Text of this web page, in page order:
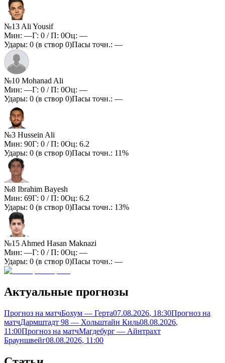
№13 Ali Yousif
Мин: —Г: 0 / П: 0Оц: —
Удары: 0 (в створ 0)Пасы точн.: —
№10 Mohanad Ali
Мин: —Г: 0 / П: 0Оц: —
Удары: 0 (в створ 0)Пасы точн.: —
№3 Hussein Ali
Мин: 90Г: 0 / П: 0Оц: 6.2
Удары: 0 (в створ 0)Пасы точн.: 11%
№8 Ibrahim Bayesh
Мин: 69Г: 0 / П: 0Оц: 6.2
Удары: 0 (в створ 0)Пасы точн.: 13%
№15 Ahmed Hasan Maknazi
Мин: —Г: 0 / П: 0Оц: —
Удары: 0 (в створ 0)Пасы точн.: —
Актуальные прогнозы
Прогноз на матчБохум — Герта07.08.2026, 18:30Прогноз на
матчДармштадт 98 — Хольштайн Киль08.08.2026,
11:00Прогноз на матчМагдебург — Айнтрахт
Брауншвейг08.08.2026, 11:00